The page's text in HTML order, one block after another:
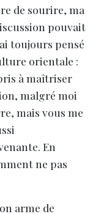
de sourire, ma
pouvait
toujours pensé
orientale :
à maîtriser
malgré moi
mais vous me
En
ne pas
arme de